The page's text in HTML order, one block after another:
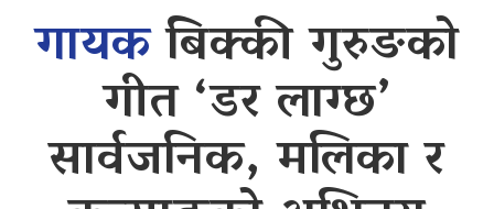
गायकबिक्की गुरुङको
गीत ‘डर लाग्छ’
सार्वजनिक, मलिका र